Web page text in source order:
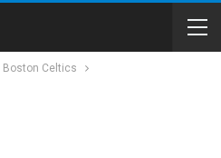
Boston Celtics